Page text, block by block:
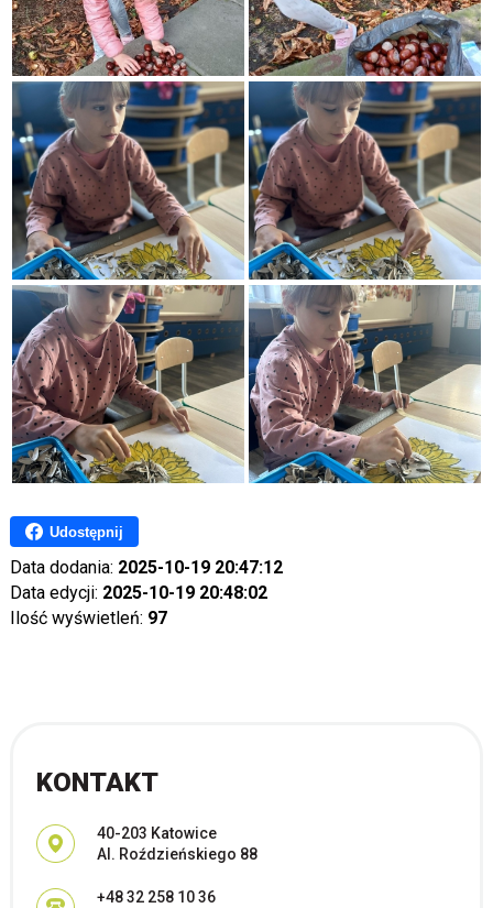
Udostępnij
Data dodania: 2025-10-19 20:47:12
Data edycji: 2025-10-19 20:48:02
Ilość wyświetleń: 97
KONTAKT
Adres pocztowy:
40-203 Katowice
Al. Roździeńskiego 88
+48 32 258 10 36